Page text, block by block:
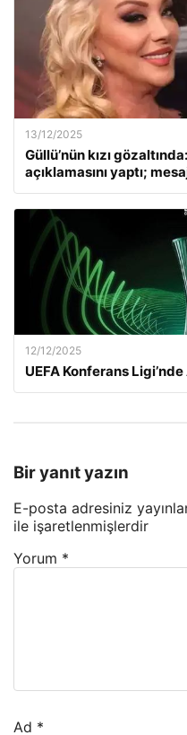
13/12/2025
Güllü’nün kızı
açıklamasını yaptı;
12/12/2025
UEFA Konferans
Bir yanıt yazın
E-posta adresiniz
ile işaretlenmişlerdir
Yorum *
Ad *